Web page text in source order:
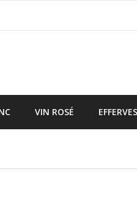
VIN ROSÉ